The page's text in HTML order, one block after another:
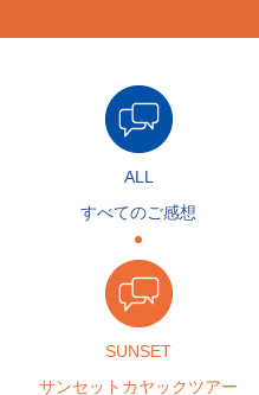
ALL
すべてのご感想
SUNSET
サンセットカヤックツアー